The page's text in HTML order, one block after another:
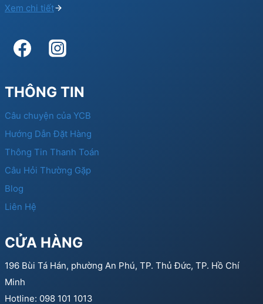
Xem chi tiết
THÔNG TIN
Câu chuyện của YCB
Hướng Dẫn Đặt Hàng
Thông Tin Thanh Toán
Câu Hỏi Thường Gặp
Blog
Liên Hệ
CỬA HÀNG
196 Bùi Tá Hán, phường An Phú, TP. Thủ Đức, TP. Hồ Chí
Minh
Hotline: 098 101 1013